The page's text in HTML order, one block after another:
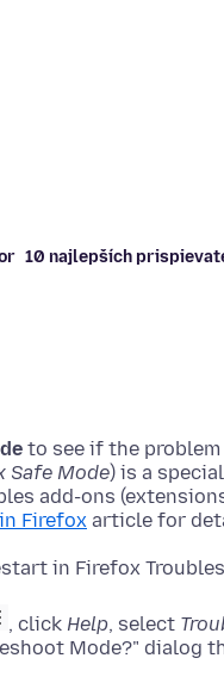
10 najlepších
to see if the
Safe Mode) is a
add-ons
Firefox
, click Help, select
Mode?" dialog